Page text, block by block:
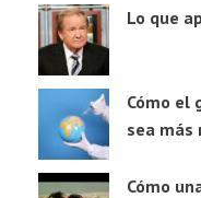
Lo que
Cómo el
sea
Cómo